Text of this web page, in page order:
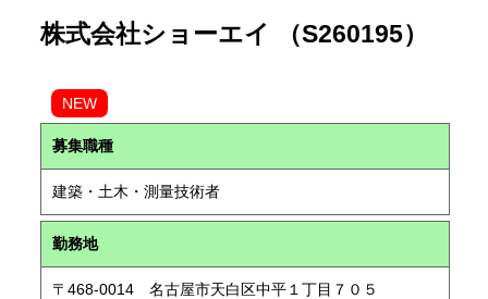
株式会社ショーエイ （S260195）
NEW
募集職種
建築・土木・測量技術者
勤務地
〒468-0014 名古屋市天白区中平１丁目７０５